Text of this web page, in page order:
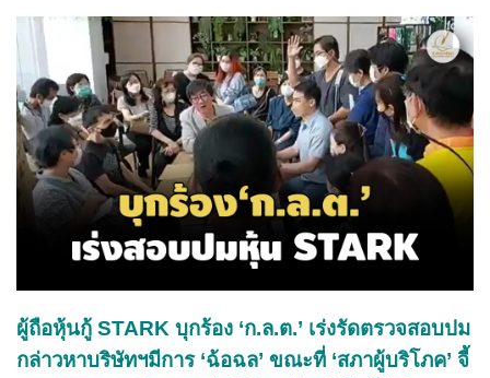
ผู้ถือหุ้นกู้ STARK บุกร้อง ‘ก.ล.ต.’ เร่งรัดตรวจสอบปม
กล่าวหาบริษัทฯมีการ ‘ฉ้อฉล’ ขณะที่ ‘สภาผู้บริโภค’ จี้